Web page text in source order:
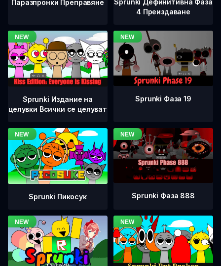
Паразпронки Преправяне
Sprunki Дефинитивна Фаза
4 Преиздаване
Sprunki Издание на
целувки Всички се целуват
Sprunki Фаза 19
Sprunki Пикосук Sprunki Фаза 888